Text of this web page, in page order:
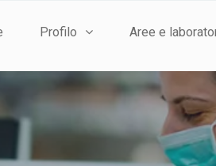
Profilo Aree e